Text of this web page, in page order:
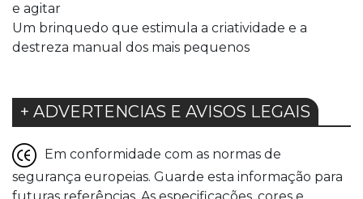
e agitar
Um brinquedo que estimula a criatividade e a
destreza manual dos mais pequenos
+ ADVERTENCIAS E AVISOS LEGAIS
Em conformidade com as normas de
segurança europeias. Guarde esta informação para